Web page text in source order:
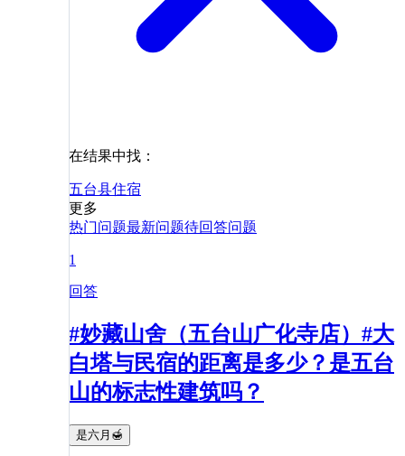
在结果中找：
五台县住宿
更多
热门问题最新问题待回答问题
1
回答
#妙藏山舍（五台山广化寺店）#大
白塔与民宿的距离是多少？是五台
山的标志性建筑吗？
是六月🍯